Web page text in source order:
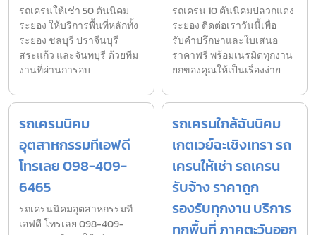
รถเครนให้เช่า 50 ตันนิคม
ระยอง ให้บริการพื้นที่หลักทั้ง
ระยอง ชลบุรี ปราจีนบุรี
สระแก้ว และจันทบุรี ด้วยทีม
งานที่ผ่านการอบ
รถเครน 10 ตันนิคมปลวกแดง
ระยอง ติดต่อเราวันนี้เพื่อ
รับคำปรึกษาและใบเสนอ
ราคาฟรี พร้อมเนรมิตทุกงาน
ยกของคุณให้เป็นเรื่องง่าย
รถเครนนิคม
อุตสาหกรรมทีเอฟดี
โทรเลย 098-409-
6465
รถเครนนิคมอุตสาหกรรมที
เอฟดี โทรเลย 098-409-
รถเครนใกล้ฉันนิคม
เกตเวย์ฉะเชิงเทรา รถ
เครนให้เช่า รถเครน
รับจ้าง ราคาถูก
รองรับทุกงาน บริการ
ทุกพื้นที่ ภาคตะวันออก